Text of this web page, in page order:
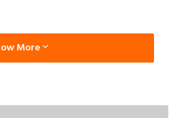
2.68 करोड़ पहुंच गई। सोमवार
मलिक के आवास पहुंचे। मांग पत्र
More